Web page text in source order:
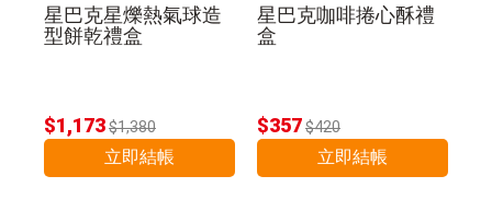
星巴克星爍熱氣球造
型餅乾禮盒
$1,173$1,380
立即結帳
星巴克咖啡捲心酥禮
盒
$357$420
立即結帳